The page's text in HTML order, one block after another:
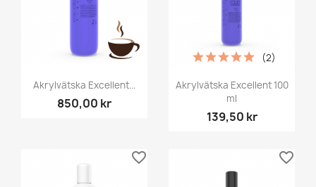
Akrylvätska Excellent...
850,00 kr
Akrylvätska Excellent 100
ml
139,50 kr
(2)
favorite_border favorite_border